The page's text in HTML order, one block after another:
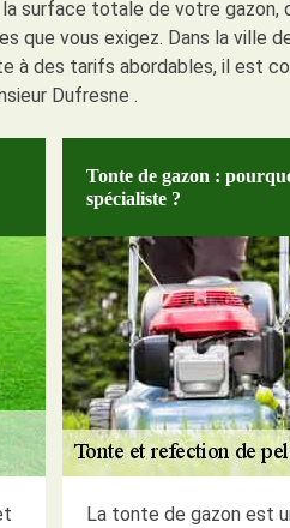
surface totale de votre gazon,
que vous exigez. Dans la ville
à des tarifs abordables, il est
Dufresne .
Tonte de gazon :
spécialiste ?
La tonte de gazon est